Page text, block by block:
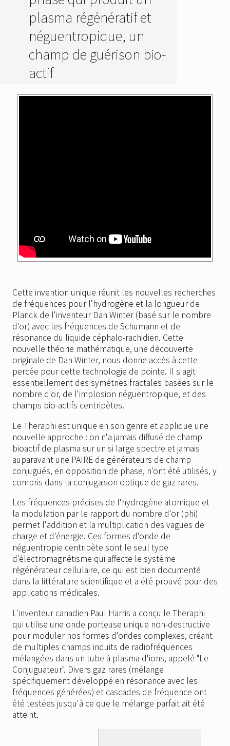
plasma régénératif et
néguentropique, un
champ de guérison bio-
actif
Cette invention unique réunit les nouvelles recherches
de fréquences pour l'hydrogène et la longueur de
Planck de l'inventeur Dan Winter (basé sur le nombre
d'or) avec les fréquences de Schumann et de
résonance du liquide céphalo-rachidien. Cette
nouvelle théorie mathématique, une découverte
originale de Dan Winter, nous donne accès à cette
percée pour cette technologie de pointe. Il s'agit
essentiellement des symétries fractales basées sur le
nombre d'or, de l'implosion néguentropique, et des
champs bio-actifs centripètes.
Le Theraphi est unique en son genre et applique une
nouvelle approche : on n'a jamais diffusé de champ
bioactif de plasma sur un si large spectre et jamais
auparavant une PAIRE de générateurs de champ
conjugués, en opposition de phase, n'ont été utilisés, y
compris dans la conjugaison optique de gaz rares.
Les fréquences précises de l'hydrogène atomique et
la modulation par le rapport du nombre d'or (phi)
permet l'addition et la multiplication des vagues de
charge et d'énergie. Ces formes d'onde de
néguentropie centripète sont le seul type
d'électromagnétisme qui affecte le système
régénérateur cellulaire, ce qui est bien documenté
dans la littérature scientifique et a été prouvé pour des
applications médicales.
L'inventeur canadien Paul Harris a conçu le Theraphi
qui utilise une onde porteuse unique non-destructive
pour moduler nos formes d'ondes complexes, créant
de multiples champs induits de radiofréquences
mélangées dans un tube à plasma d'ions, appelé "Le
Conjuguateur". Divers gaz rares (mélange
spécifiquement développé en résonance avec les
fréquences générées) et cascades de fréquence ont
été testées jusqu'à ce que le mélange parfait ait été
atteint.